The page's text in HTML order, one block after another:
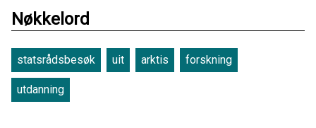
Nøkkelord
statsrådsbesøk uit arktis forskning
utdanning